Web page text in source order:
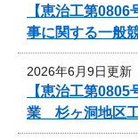
【恵治工第
事に関する一般
2026年6月9日更新
【恵治工第
業 杉ヶ洞地区